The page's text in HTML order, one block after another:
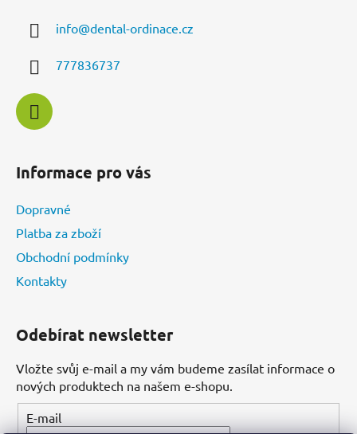
í
info@dental-ordinace.cz
777836737
Informace pro vás
Dopravné
Platba za zboží
Obchodní podmínky
Kontakty
Odebírat newsletter
Vložte svůj e-mail a my vám budeme zasílat informace o
nových produktech na našem e-shopu.
E-mail